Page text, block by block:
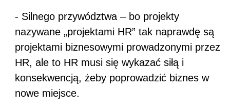
- Silnego przywództwa – bo projekty
nazywane „projektami HR” tak naprawdę są
projektami biznesowymi prowadzonymi przez
HR, ale to HR musi się wykazać siłą i
konsekwencją, żeby poprowadzić biznes w
nowe miejsce.